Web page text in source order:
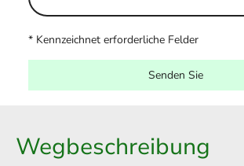
* Kennzeichnet erforderliche Felder
Senden Sie
Wegbeschreibung